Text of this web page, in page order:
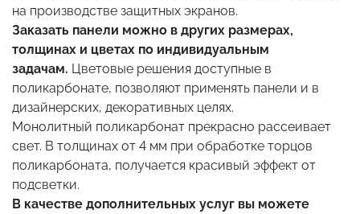
на производстве защитных экранов.
Заказать панели можно в других размерах,
толщинах и цветах по индивидуальным
задачам. Цветовые решения доступные в
поликарбонате, позволяют применять панели и в
дизайнерских, декоративных целях.
Монолитный поликарбонат прекрасно рассеивает
свет. В толщинах от 4 мм при обработке торцов
поликарбоната, получается красивый эффект от
подсветки.
В качестве дополнительных услуг вы можете